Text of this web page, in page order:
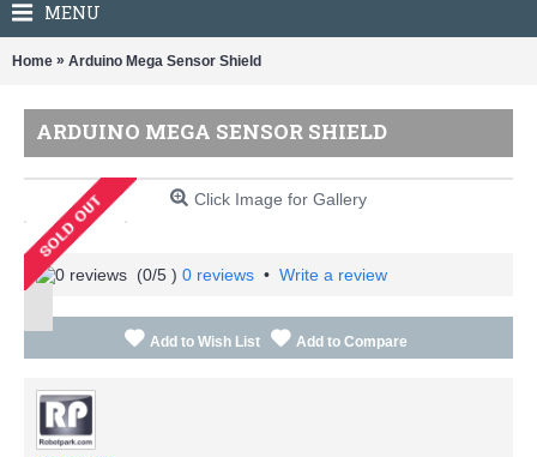
MENU
Home » Arduino Mega Sensor Shield
ARDUINO MEGA SENSOR SHIELD
Click Image for Gallery
(0/5 ) 0 reviews • Write a review
Add to Wish List Add to Compare